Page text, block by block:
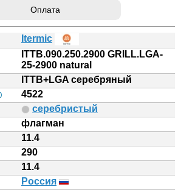
Оплата
Itermic
ITTB.090.250.2900 GRILL.LGA-
25-2900 natural
ITTB+LGA серебряный
4522
серебристый
флагман
11.4
290
11.4
Россия